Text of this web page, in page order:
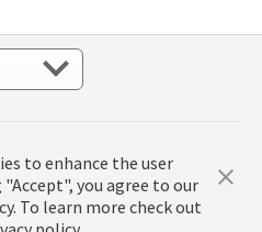
to enhance the user
you agree to our
To learn more check out